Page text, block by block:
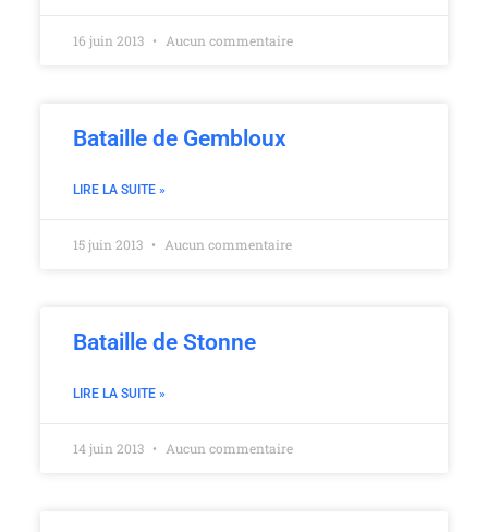
16 juin 2013 Aucun commentaire
Bataille de Gembloux
LIRE LA SUITE »
15 juin 2013 Aucun commentaire
Bataille de Stonne
LIRE LA SUITE »
14 juin 2013 Aucun commentaire